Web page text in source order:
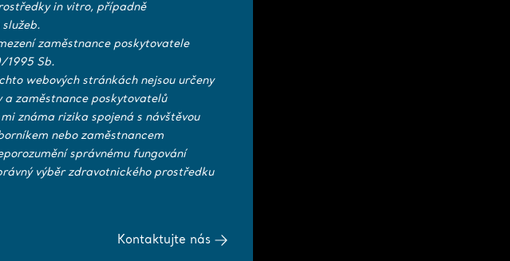
in vitro, případně
zaměstnance poskytovatele
1995 Sb.
webových stránkách nejsou určeny
a zaměstnance poskytovatelů
známa rizika spojená s návštěvou
nebo zaměstnancem
správnému fungování
výběr zdravotnického prostředku
Kontaktujte nás